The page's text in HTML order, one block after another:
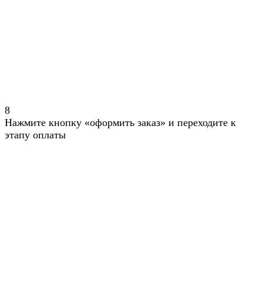
8
Нажмите кнопку «оформить заказ» и переходите к
этапу оплаты